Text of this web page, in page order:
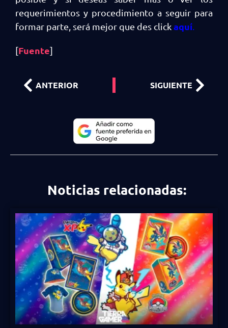
requerimientos y procedimiento a seguir para
formar parte, será mejor que des clickaquí
[Fuente]
ANTERIOR SIGUIENTE
Noticias relacionadas: